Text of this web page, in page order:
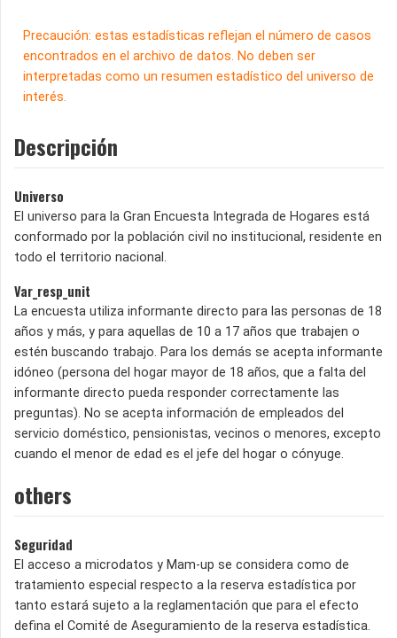
Precaución: estas estadísticas reflejan el número de casos
encontrados en el archivo de datos. No deben ser
interpretadas como un resumen estadístico del universo de
interés.
Descripción
Universo
El universo para la Gran Encuesta Integrada de Hogares está
conformado por la población civil no institucional, residente en
todo el territorio nacional.
Var_resp_unit
La encuesta utiliza informante directo para las personas de 18
años y más, y para aquellas de 10 a 17 años que trabajen o
estén buscando trabajo. Para los demás se acepta informante
idóneo (persona del hogar mayor de 18 años, que a falta del
informante directo pueda responder correctamente las
preguntas). No se acepta información de empleados del
servicio doméstico, pensionistas, vecinos o menores, excepto
cuando el menor de edad es el jefe del hogar o cónyuge.
others
Seguridad
El acceso a microdatos y Mam-up se considera como de
tratamiento especial respecto a la reserva estadística por
tanto estará sujeto a la reglamentación que para el efecto
defina el Comité de Aseguramiento de la reserva estadística.